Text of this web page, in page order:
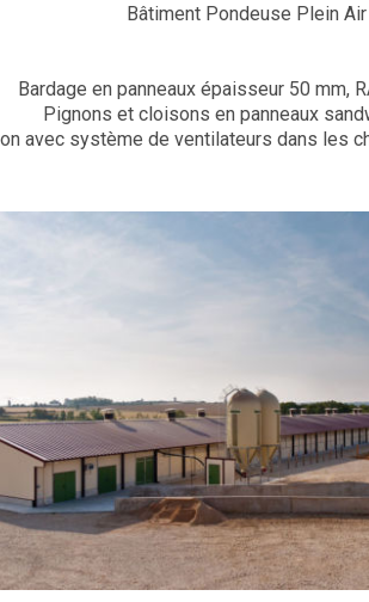
Bâtiment Pondeuse Plein
Bardage en panneaux épaisseur 50
Pignons et cloisons en panneaux
avec système de ventilateurs dans les